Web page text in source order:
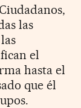
las
el
hasta el
que él